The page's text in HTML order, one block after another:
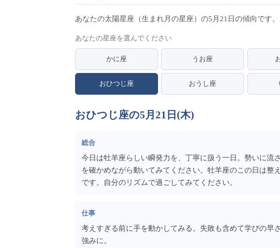
あなたの太陽星座（生まれ月の星座）の5月21日の傾向です
あなたの星座を選んでください
かに座 うお座
おひつじ座 おうし座
おひつじ座の5月21日(木)
総合
今日は牡羊座らしい瞬発力を、丁寧に扱う一日。勢いに流
を確かめながら動いてみてください。牡羊座のこの日は整
です。自分のリズムで過ごしてみてください。
仕事
考えすぎる前に手を動かしてみる。失敗も含めて学びの早
強みに。